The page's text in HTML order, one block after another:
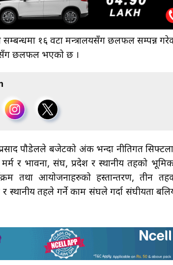
सम्बन्धमा १६ वटा मन्त्रालयसँग छलफल सम्पन्न
छलफल भएको छ ।
पौडेलले बजेटको अंक भन्दा नीतिगत
र भावना, संघ, प्रदेश र स्थानीय तहको
तथा आयोजनाहरुको हस्तान्तरण, तीन
स्थानीय तहले गर्ने काम संघले गर्दा संघीयता